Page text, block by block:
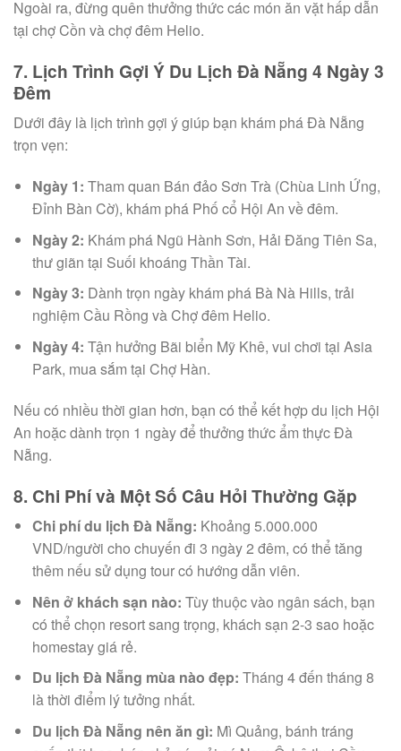
Ngoài ra, đừng quên thưởng thức các món ăn vặt hấp dẫn
tại chợ Cồn và chợ đêm Helio.
7. Lịch Trình Gợi Ý Du Lịch Đà Nẵng 4 Ngày 3
Đêm
Dưới đây là lịch trình gợi ý giúp bạn khám phá Đà Nẵng
trọn vẹn:
Ngày 1: Tham quan Bán đảo Sơn Trà (Chùa Linh Ứng,
Đỉnh Bàn Cờ), khám phá Phố cổ Hội An về đêm.
Ngày 2: Khám phá Ngũ Hành Sơn, Hải Đăng Tiên Sa,
thư giãn tại Suối khoáng Thần Tài.
Ngày 3: Dành trọn ngày khám phá Bà Nà Hills, trải
nghiệm Cầu Rồng và Chợ đêm Helio.
Ngày 4: Tận hưởng Bãi biển Mỹ Khê, vui chơi tại Asia
Park, mua sắm tại Chợ Hàn.
Nếu có nhiều thời gian hơn, bạn có thể kết hợp du lịch Hội
An hoặc dành trọn 1 ngày để thưởng thức ẩm thực Đà
Nẵng.
8. Chi Phí và Một Số Câu Hỏi Thường Gặp
Chi phí du lịch Đà Nẵng: Khoảng 5.000.000
VND/người cho chuyến đi 3 ngày 2 đêm, có thể tăng
thêm nếu sử dụng tour có hướng dẫn viên.
Nên ở khách sạn nào: Tùy thuộc vào ngân sách, bạn
có thể chọn resort sang trọng, khách sạn 2-3 sao hoặc
homestay giá rẻ.
Du lịch Đà Nẵng mùa nào đẹp: Tháng 4 đến tháng 8
là thời điểm lý tưởng nhất.
Du lịch Đà Nẵng nên ăn gì: Mì Quảng, bánh tráng